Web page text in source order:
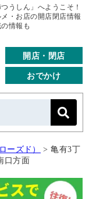
うしん」へようこそ！
・お店の開店閉店情報
情報も
開店・閉店
おでかけ
ーズド） > 亀有3丁
口方面